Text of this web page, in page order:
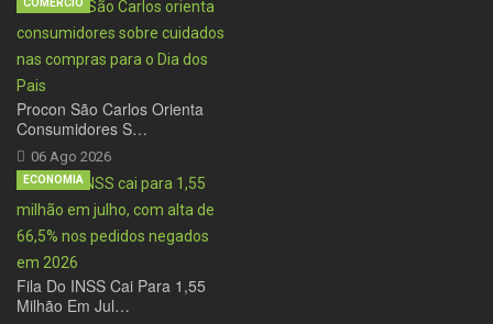
Procon São Carlos Orienta
Consumidores S…
06 Ago 2026
COMÉRCIO
Fila Do INSS Cai Para 1,55
Milhão Em Jul…
ECONOMIA